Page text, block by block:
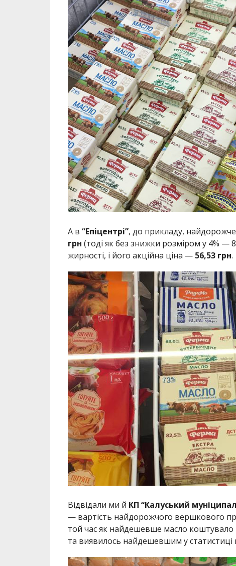
А в “Епіцентрі”, до прикладу,
грн (тоді як без знижки розміром у 4%
жирності, і його акційна ціна — 56,53 грн.
Відвідали ми й КП “Калуський
— вартість найдорожчого вершкового
той час як найдешевше масло
та виявилось найдешевшим у статистиці